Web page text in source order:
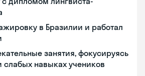
в Бразилии и работал
занятия, фокусируясь
слабых навыках учеников